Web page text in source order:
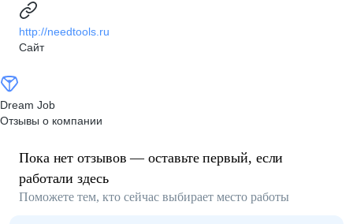
http://needtools.ru
Сайт
Dream Job
Отзывы о компании
Пока нет отзывов — оставьте первый, если
работали здесь
Поможете тем, кто сейчас выбирает место работы